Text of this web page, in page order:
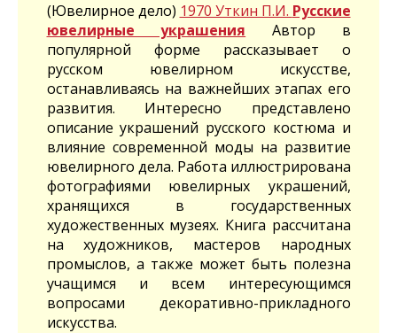
(Ювелирное дело) 1970 Уткин П.И. Русские
ювелирные украшения Автор в
популярной форме рассказывает о
русском ювелирном искусстве,
останавливаясь на важнейших этапах его
развития. Интересно представлено
описание украшений русского костюма и
влияние современной моды на развитие
ювелирного дела. Работа иллюстрирована
фотографиями ювелирных украшений,
хранящихся в государственных
художественных музеях. Книга рассчитана
на художников, мастеров народных
промыслов, а также может быть полезна
учащимся и всем интересующимся
вопросами декоративно-прикладного
искусства.